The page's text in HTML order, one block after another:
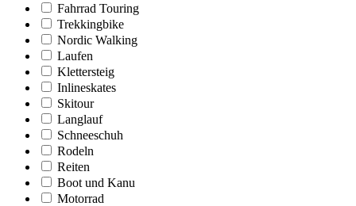
Fahrrad Touring
Trekkingbike
Nordic Walking
Laufen
Klettersteig
Inlineskates
Skitour
Langlauf
Schneeschuh
Rodeln
Reiten
Boot und Kanu
Motorrad